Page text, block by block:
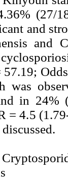
(27/
and
and
was
in
= 4.5